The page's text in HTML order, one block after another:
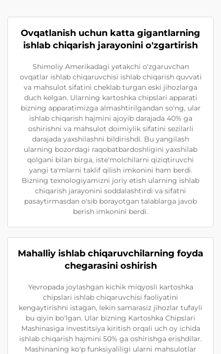
Ovqatlanish uchun katta gigantlarning
ishlab chiqarish jarayonini o'zgartirish
Shimoliy Amerikadagi yetakchi o'zgaruvchan
ovqatlar ishlab chiqaruvchisi ishlab chiqarish quvvati
va mahsulot sifatini cheklab turgan eski jihozlarga
duch kelgan. Ularning kartoshka chipslari apparati
bizning apparatimizga almashtirilgandan so'ng, ular
ishlab chiqarish hajmini ajoyib darajada 40% ga
oshirishni va mahsulot doimiylik sifatini sezilarli
darajada yaxshilashni bildirishdi. Bu yangilash
ularning bozordagi raqobatbardoshligini yaxshilab
qolgani bilan birga, iste'molchilarni qiziqtiruvchi
yangi ta'mlarni taklif qilish imkonini ham berdi.
Bizning texnologiyamizni joriy etish ularning ishlab
chiqarish jarayonini soddalashtirdi va sifatni
pasaytirmasdan o'sib borayotgan talablarga javob
berish imkonini berdi.
Mahalliy ishlab chiqaruvchilarning foyda
chegarasini oshirish
Yevropada joylashgan kichik miqyosli kartoshka
chipslari ishlab chiqaruvchisi faoliyatini
kengaytirishni istagan, lekin samarasiz jihozlar tufayli
bu qiyin bo'lgan. Ular bizning Kartoshka Chipslari
Mashinasiga investitsiya kiritish orqali uch oy ichida
ishlab chiqarish hajmini 50% ga oshirishga erishdilar.
Mashinaning ko'p funksiyaliligi ularni mahsulotlar